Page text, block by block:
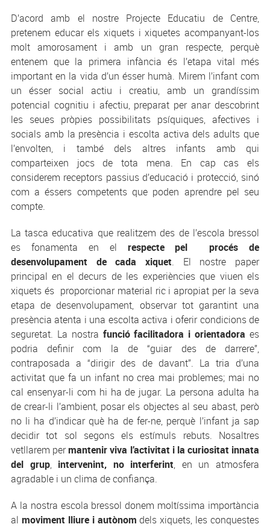
D’acord amb el nostre Projecte Educatiu de Centre,
pretenem educar els xiquets i xiquetes acompanyant-los
molt amorosament i amb un gran respecte, perquè
entenem que la primera infància és l’etapa vital més
important en la vida d’un ésser humà. Mirem l’infant com
un ésser social actiu i creatiu, amb un grandíssim
potencial cognitiu i afectiu, preparat per anar descobrint
les seues pròpies possibilitats psíquiques, afectives i
socials amb la presència i escolta activa dels adults que
l’envolten, i també dels altres infants amb qui
comparteixen jocs de tota mena. En cap cas els
considerem receptors passius d’educació i protecció, sinó
com a éssers competents que poden aprendre pel seu
compte.
La tasca educativa que realitzem des de l’escola bressol
es fonamenta en el respecte pel procés de
desenvolupament de cada xiquet. El nostre paper
principal en el decurs de les experiències que viuen els
xiquets és proporcionar material ric i apropiat per la seva
etapa de desenvolupament, observar tot garantint una
presència atenta i una escolta activa i oferir condicions de
seguretat. La nostra funció facilitadora i orientadora es
podria definir com la de “guiar des de darrere”,
contraposada a “dirigir des de davant”. La tria d’una
activitat que fa un infant no crea mai problemes; mai no
cal ensenyar-li com hi ha de jugar. La persona adulta ha
de crear-li l’ambient, posar els objectes al seu abast, però
no li ha d’indicar què ha de fer-ne, perquè l’infant ja sap
decidir tot sol segons els estímuls rebuts. Nosaltres
vetllarem permantenir viva l’activitat i la curiositat innata
del grup, intervenint, no interferint, en un atmosfera
agradable i un clima de confiança.
A la nostra escola bressol donem moltíssima importància
al moviment lliure i autònom dels xiquets, les conquestes